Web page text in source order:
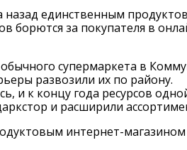
назад единственным
борются за покупателя в
супермаркета в
развозили их по району.
и к концу года ресурсов
и расширили
интернет-магазином